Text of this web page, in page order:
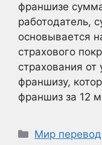
франшизе
работодатель,
основывается
страхового
страхования
франшизу,
франшиз за 12
Рубрики
Мир